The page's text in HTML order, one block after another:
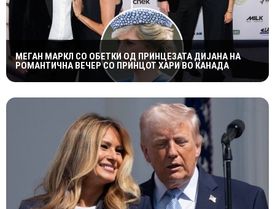
МЕГАН МАРКЛ СО ОБЕТКИ ОД ПРИНЦЕЗАТА ДИЈАНА НА
РОМАНТИЧНА ВЕЧЕР СО ПРИНЦОТ ХАРИ ВО КАНАДА